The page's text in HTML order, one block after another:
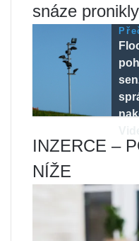
snáze
INZERCE –
NÍŽE